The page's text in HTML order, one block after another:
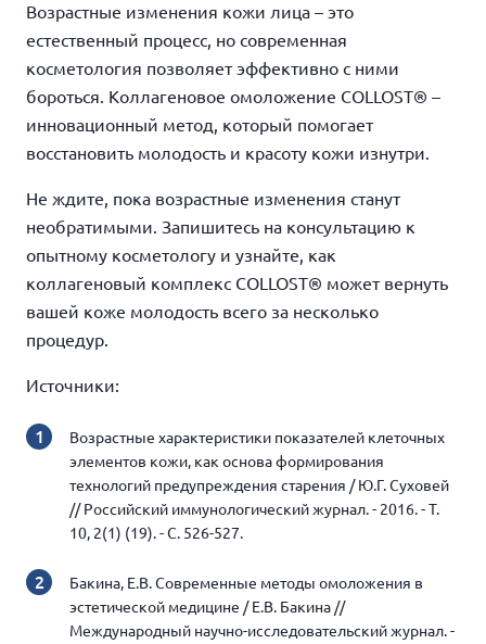
Возрастные изменения кожи лица – это
естественный процесс, но современная
косметология позволяет эффективно с ними
бороться. Коллагеновое омоложение COLLOST® –
инновационный метод, который помогает
восстановить молодость и красоту кожи изнутри.
Не ждите, пока возрастные изменения станут
необратимыми. Запишитесь на консультацию к
опытному косметологу и узнайте, как
коллагеновый комплекс COLLOST® может вернуть
вашей коже молодость всего за несколько
процедур.
Источники:
Возрастные характеристики показателей клеточных
элементов кожи, как основа формирования
технологий предупреждения старения / Ю.Г. Суховей
// Российский иммунологический журнал. - 2016. - Т.
10, 2(1) (19). - С. 526-527.
Бакина, Е.В. Современные методы омоложения в
эстетической медицине / Е.В. Бакина //
Международный научно-исследовательский журнал. -